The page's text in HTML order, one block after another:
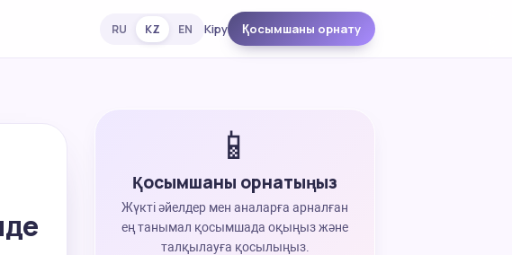
RU KZ EN Кіру Қосымшаны орнату
📱
Қосымшаны орнатыңыз
Жүкті әйелдер мен аналарға арналған
ең танымал қосымшада оқыңыз және
талқылауға қосылыңыз.